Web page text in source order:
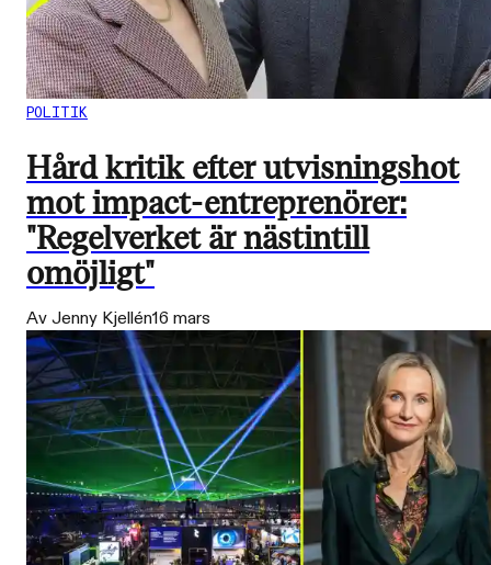
POLITIK
Hård kritik efter utvisningshot
mot impact-entreprenörer:
"Regelverket är nästintill
omöjligt"
Av Jenny Kjellén16 mars